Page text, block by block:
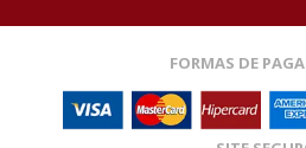
FORMAS DE